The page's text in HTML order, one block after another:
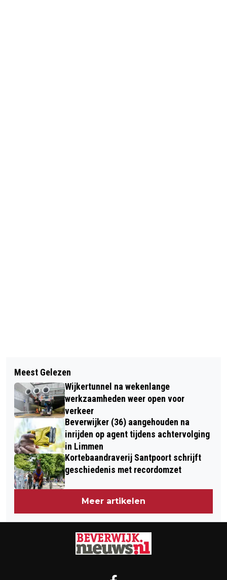
CULTUURHUIS HEEMSKERK STOPT
MET VASTE PROGRAMMERING BIJ
LAURENTZ
ONDERZOEK: TATA-DEAL TREKT
OVERHEID IN SUBSIDIEFUIK VAN
MILJOENEN
Meest Gelezen
Wijkertunnel na wekenlange
werkzaamheden weer open voor
verkeer
Beverwijker (36) aangehouden na
inrijden op agent tijdens achtervolging
in Limmen
Kortebaandraverij Santpoort schrijft
geschiedenis met recordomzet
Meer artikelen